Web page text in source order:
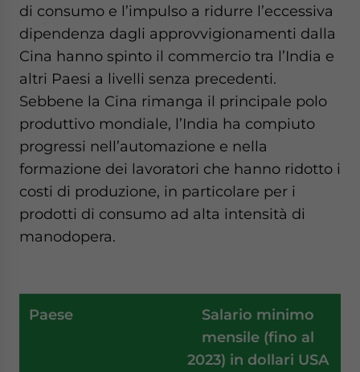
di consumo e l’impulso a ridurre l’eccessiva
dipendenza dagli approvvigionamenti dalla
Cina hanno spinto il commercio tra l’India e
altri Paesi a livelli senza precedenti.
Sebbene la Cina rimanga il principale polo
produttivo mondiale, l’India ha compiuto
progressi nell’automazione e nella
formazione dei lavoratori che hanno ridotto i
costi di produzione, in particolare per i
prodotti di consumo ad alta intensità di
manodopera.
Paese
Salario minimo
mensile (fino al
2023) in dollari USA